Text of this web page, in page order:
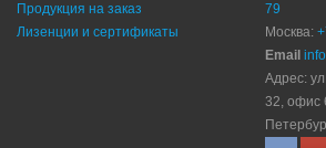
Продукция на заказ
Лизенции и сертификаты
79
Москва:
Email
Адрес:
32, офис